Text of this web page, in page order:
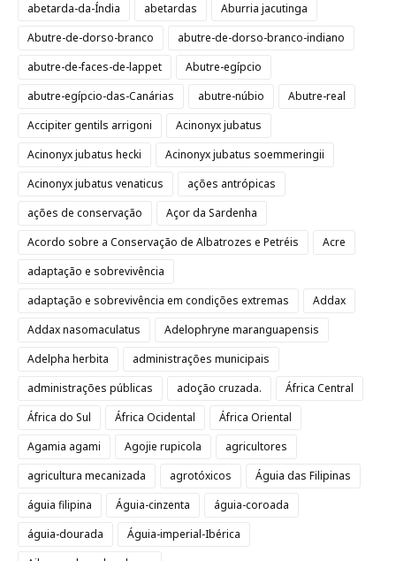
abetarda-da-Índia
abetardas
Aburria jacutinga
Abutre-de-dorso-branco
abutre-de-dorso-branco-indiano
abutre-de-faces-de-lappet
Abutre-egípcio
abutre-egípcio-das-Canárias
abutre-núbio
Abutre-real
Accipiter gentils arrigoni
Acinonyx jubatus
Acinonyx jubatus hecki
Acinonyx jubatus soemmeringii
Acinonyx jubatus venaticus
ações antrópicas
ações de conservação
Açor da Sardenha
Acordo sobre a Conservação de Albatrozes e Petréis
Acre
adaptação e sobrevivência
adaptação e sobrevivência em condições extremas
Addax
Addax nasomaculatus
Adelophryne maranguapensis
Adelpha herbita
administrações municipais
administrações públicas
adoção cruzada.
África Central
África do Sul
África Ocidental
África Oriental
Agamia agami
Agojie rupicola
agricultores
agricultura mecanizada
agrotóxicos
Águia das Filipinas
águia filipina
Águia-cinzenta
águia-coroada
águia-dourada
Águia-imperial-Ibérica